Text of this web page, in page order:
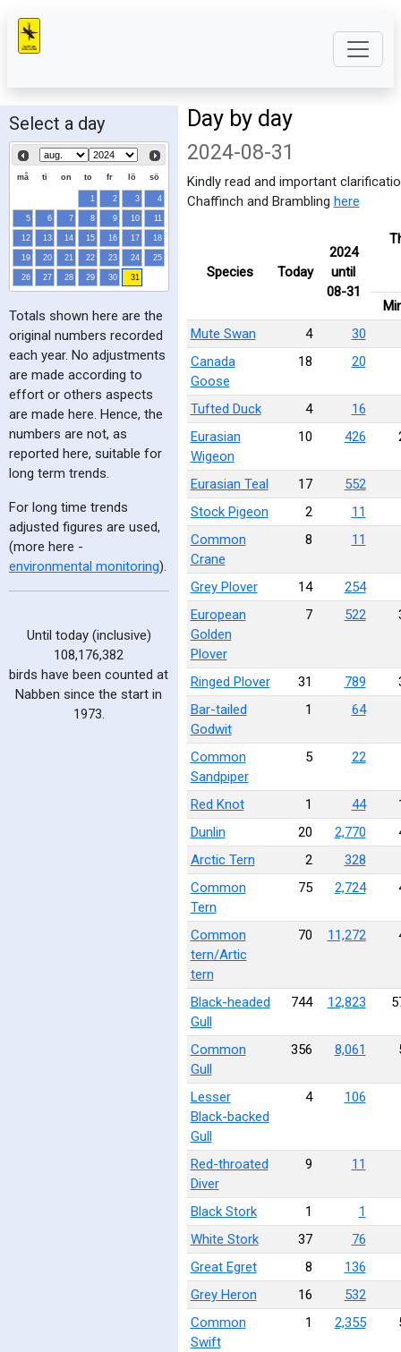
Select a day
må ti on to fr lö sö
1 2 3
4
5
6 7 8 9 10
11
12
13 14 15 16 17
18
19
20 21 22 23 24
25
26
27 28 29 30 31
Totals shown here are the
original numbers recorded
each year. No adjustments
are made according to
effort or others aspects
are made here. Hence, the
numbers are not, as
reported here, suitable for
long term trends.
For long time trends
adjusted figures are used,
(more here -
environmental monitoring).
Until today (inclusive)
108,176,382
birds have been counted at
Nabben since the start in
1973.
Day by day
2024-08-31
Kindly read and important
Chaffinch and Brambling here
Species Today
2024
until
08-31
Mute Swan
4
30
Canada
Goose
18 20
Tufted Duck 4
16
Eurasian
Wigeon
10 426
Eurasian Teal 17
552
Stock Pigeon
2
11
Common
Crane
8 11
Grey Plover 14
254
European
Golden
Plover
7 522
Ringed Plover 31 789
Bar-tailed
Godwit
1 64
Common
Sandpiper
5 22
Red Knot 1 44
Dunlin
20 2,770
Arctic Tern
2
328
Common
Tern
75 2,724
Common
tern/Artic
tern
70 11,272
Black-headed
Gull
744 12,823
Common
Gull
356 8,061
Lesser
Black-backed
Gull
4 106
Red-throated
Diver
9 11
Black Stork 1
1
White Stork
37
76
Great Egret
8
136
Grey Heron
16
532
Common
Swift
1 2,355